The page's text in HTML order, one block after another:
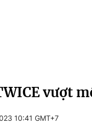
vượt
10:41 GMT+7